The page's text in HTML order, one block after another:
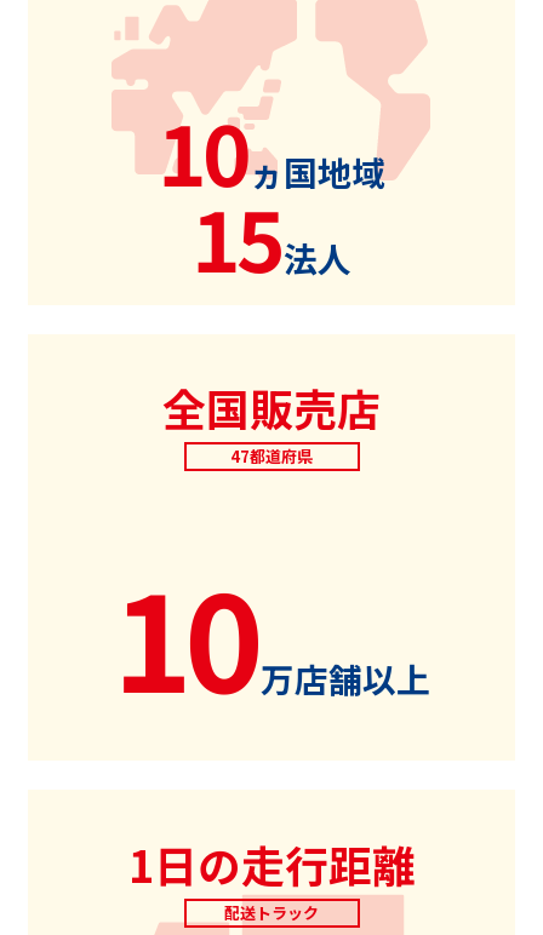
10ヵ国地域
15法人
全国販売店
47都道府県
10万店舗以上
1日の走行距離
配送トラック